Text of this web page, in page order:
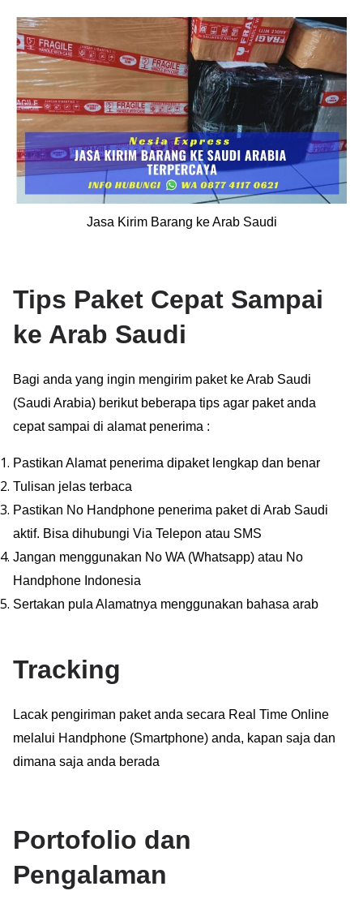
Jasa Kirim Barang ke Arab Saudi
Tips Paket Cepat Sampai
ke Arab Saudi
Bagi anda yang ingin mengirim paket ke Arab Saudi
(Saudi Arabia) berikut beberapa tips agar paket anda
cepat sampai di alamat penerima :
Pastikan Alamat penerima dipaket lengkap dan benar
Tulisan jelas terbaca
Pastikan No Handphone penerima paket di Arab Saudi
aktif. Bisa dihubungi Via Telepon atau SMS
Jangan menggunakan No WA (Whatsapp) atau No
Handphone Indonesia
Sertakan pula Alamatnya menggunakan bahasa arab
Tracking
Lacak pengiriman paket anda secara Real Time Online
melalui Handphone (Smartphone) anda, kapan saja dan
dimana saja anda berada
Portofolio dan
Pengalaman